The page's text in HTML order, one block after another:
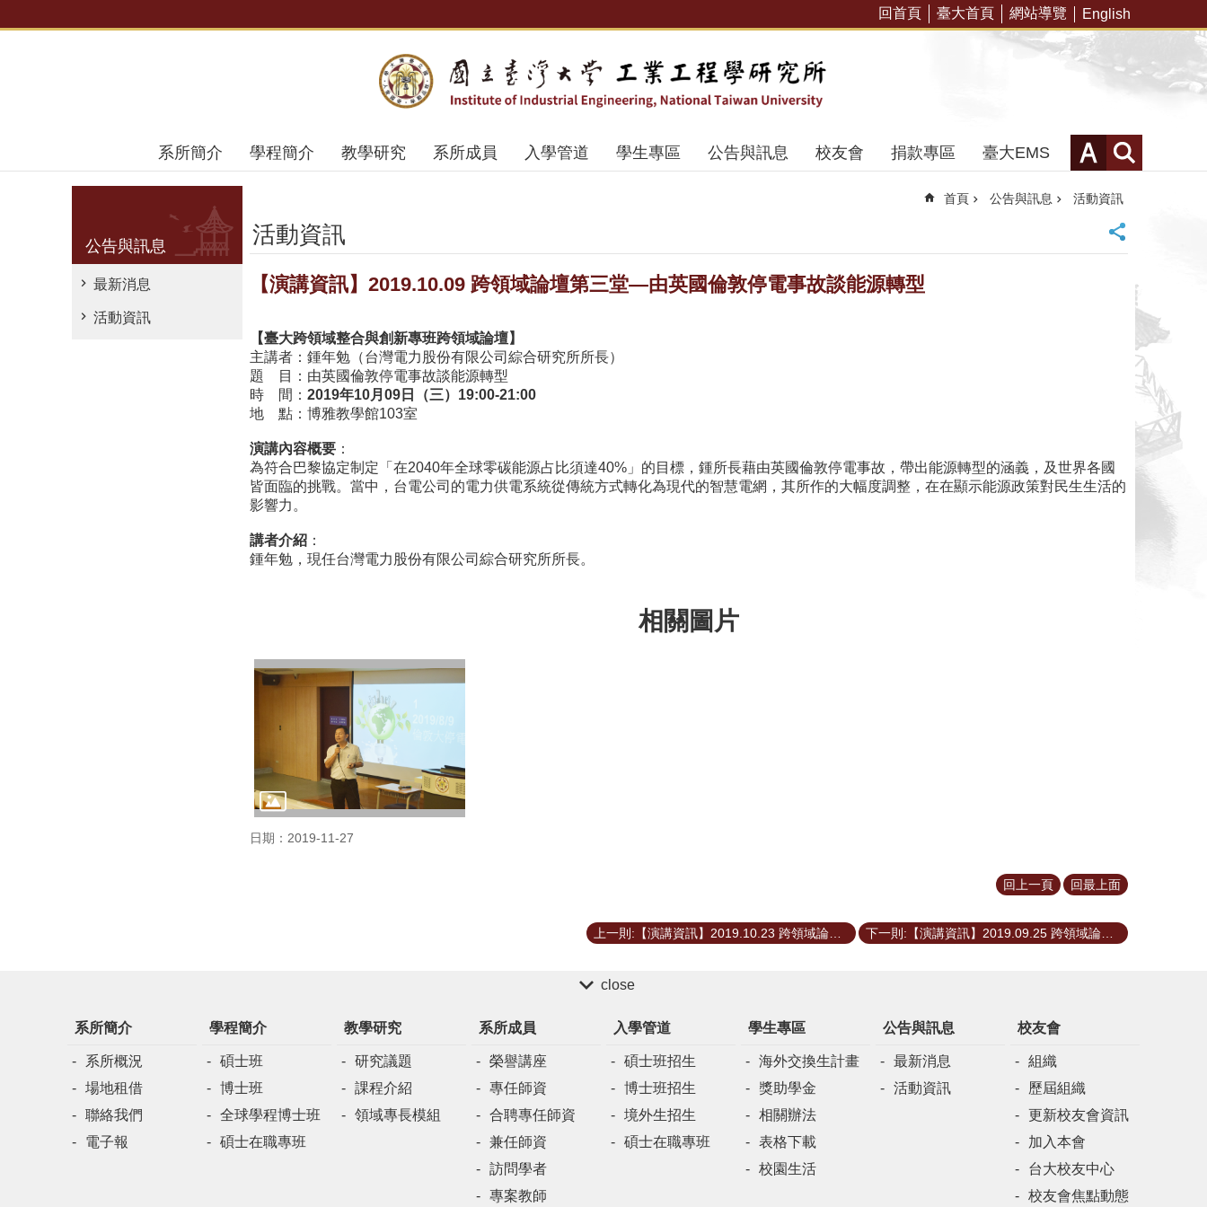
回首頁 臺大首頁 網站導覽 English
系所簡介 學程簡介 教學研究 系所成員 入學管道 學生專區 公告與訊息 校友會 捐款專區 臺大EMS
公告與訊息
最新消息
活動資訊
首頁 公告與訊息 活動資訊
活動資訊
【演講資訊】2019.10.09 跨領域論壇第三堂—由英國倫敦停電事故談能源轉型
【臺大跨領域整合與創新專班跨領域論壇】
主講者：鍾年勉（台灣電力股份有限公司綜合研究所所長）
題 目：由英國倫敦停電事故談能源轉型
時 間： 2019年10月09日（三）19:00-21:00
地 點：博雅教學館103室
演講內容概要 ：
為符合巴黎協定制定「在2040年全球零碳能源占比須達40%」的目標，鍾所長藉由英國倫敦停電事故，帶出能源轉型的涵義，及世界各國
皆面臨的挑戰。當中，台電公司的電力供電系統從傳統方式轉化為現代的智慧電網，其所作的大幅度調整，在在顯示能源政策對民生生活的
影響力。
講者介紹 ：
鍾年勉，現任台灣電力股份有限公司綜合研究所所長。
相關圖片
日期：2019-11-27
回上一頁 回最上面
close
系所簡介
系所概況
場地租借
聯絡我們
電子報
學程簡介
碩士班
博士班
全球學程博士班
碩士在職專班
教學研究
研究議題
課程介紹
領域專長模組
系所成員
榮譽講座
專任師資
合聘專任師資
兼任師資
訪問學者
專案教師
入學管道
碩士班招生
博士班招生
境外生招生
碩士在職專班
學生專區
海外交換生計畫
獎助學金
相關辦法
表格下載
校園生活
公告與訊息
最新消息
活動資訊
校友會
組織
歷屆組織
更新校友會資訊
加入本會
台大校友中心
校友會焦點動態